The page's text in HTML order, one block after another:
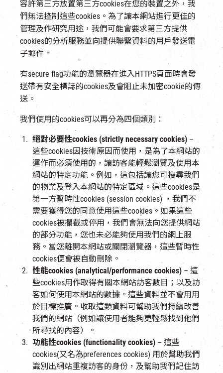
容許第三方放置第三方cookies在您的裝置之外，我
們無法控制這些cookies。為了讓本網站進行更佳的
管理及作研究用途，我們可能會要求第三方提供
cookies的分析服務並向提供聯繫資料的用戶發送電
子郵件。
有secure flag功能的瀏覽器在進入HTTPS頁面時會發
送帶有安全標誌的cookies及會阻止未加密cookie的傳
送。
我們使用的cookies可以再分為四個類別：
絕對必要性cookies (strictly necessary cookies) –
這些cookies因技術原因而使用，是為了本網站的
運作而必須使用的，讓訪客能輕鬆瀏覽及使用本
網站的特定功能。例如，這包括讓您可搜尋我們
的物業及登入本網站的特定區域。這些cookies是
第一方暫時性cookies (session cookies) ，我們不
需要獲得您的同意使用這些cookies。如果這些
cookies被攔截或停用，我們會無法向您提供網站
的部分功能，您也未必能夠使用我們的網上服
務。當您離開本網站或關閉瀏覽器，這些暫時性
cookies便會被自動刪除。
性能cookies (analytical/performance cookies) – 這
些cookies用作取得有關本網站訪客數目；以及訪
客如何使用本網站的數據。這些資料並不會用用
於目標推廣。收取這類資料可幫助我們持續改善
我們的網站（例如讓使用者能夠更輕鬆找到他們
所尋找的內容）。
功能性cookies (functionality cookies) – 這些
cookies(又名為preferences cookies) 用於幫助我們
識別出網站重複訪客的身份，及幫助我們記住訪